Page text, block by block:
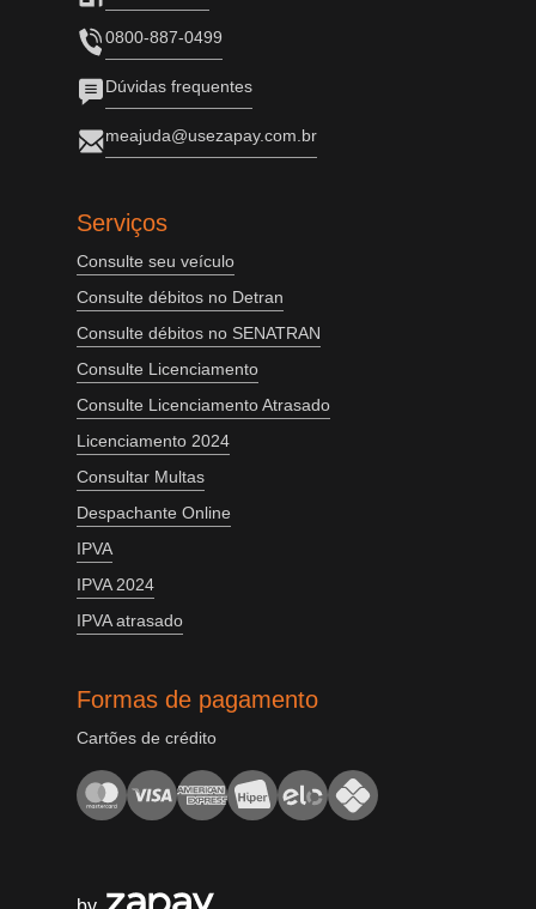
0800-887-0499
Dúvidas frequentes
meajuda@usezapay.com.br
Serviços
Consulte seu veículo
Consulte débitos no Detran
Consulte débitos no SENATRAN
Consulte Licenciamento
Consulte Licenciamento Atrasado
Licenciamento 2024
Consultar Multas
Despachante Online
IPVA
IPVA 2024
IPVA atrasado
Formas de pagamento
Cartões de crédito